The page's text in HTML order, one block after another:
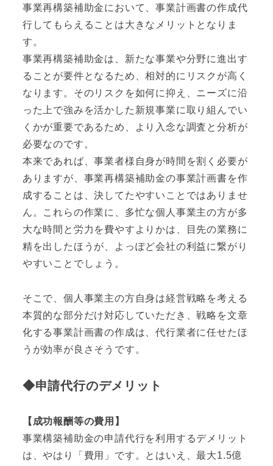
事業再構築補助金において、事業計画書の作成代
行してもらえることは大きなメリットとなりま
す。
事業再構築補助金は、新たな事業や分野に進出す
ることが要件となるため、相対的にリスクが高く
なります。そのリスクを如何に抑え、ニーズに沿
った上で強みを活かした新規事業に取り組んでい
くかが重要であるため、より入念な調査と分析が
必要なのです。
本来であれば、事業者様自身が時間を割く必要が
ありますが、事業再構築補助金の事業計画書を作
成することは、決してたやすいことではありませ
ん。これらの作業に、多忙な個人事業主の方が多
大な時間と労力を費やすよりかは、目先の業務に
精を出したほうが、よっぽど会社の利益に繋がり
やすいことでしょう。
そこで、個人事業主の方自身は経営戦略を考える
本質的な部分だけ対応していただき、戦略を文章
化する事業計画書の作成は、代行業者に任せたほ
うが効率が良さそうです。
◆申請代行のデメリット
【成功報酬等の費用】
事業構築補助金の申請代行を利用するデメリット
は、やはり「費用」です。とはいえ、最大1.5億